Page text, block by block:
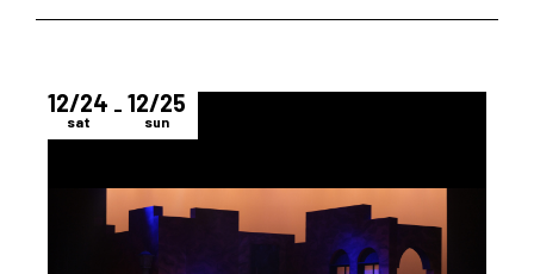
12/24
sat
12/25
sun